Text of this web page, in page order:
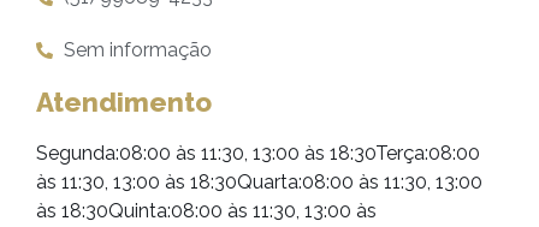
Sem informação
Atendimento
Segunda:08:00 às 11:30, 13:00 às 18:30Terça:08:00
às 11:30, 13:00 às 18:30Quarta:08:00 às 11:30, 13:00
às 18:30Quinta:08:00 às 11:30, 13:00 às